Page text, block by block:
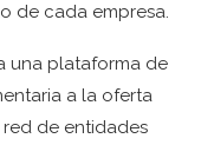
de cada empresa.
una plataforma de
a la oferta
red de entidades